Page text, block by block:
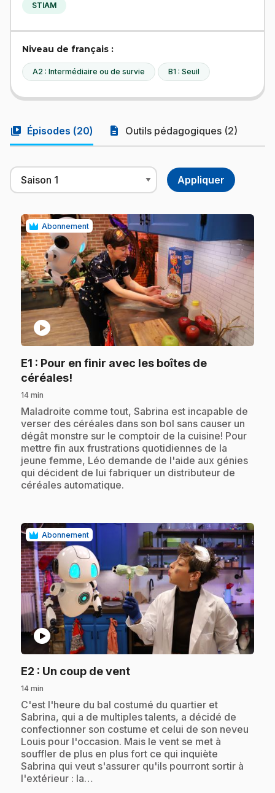
STIAM
Niveau de français :
A2 : Intermédiaire ou de survie B1 : Seuil
video_library Épisodes (20) description Outils pédagogiques (2)
Abonnement
play_circle
E1 : Pour en finir avec les boîtes de
céréales!
14 min
.Maladroite comme tout, Sabrina est incapable de
verser des céréales dans son bol sans causer un
dégât monstre sur le comptoir de la cuisine! Pour
mettre fin aux frustrations quotidiennes de la
jeune femme, Léo demande de l'aide aux génies
qui décident de lui fabriquer un distributeur de
céréales automatique.
Abonnement
play_circle
E2 : Un coup de vent.
14 min
.C'est l'heure du bal costumé du quartier et
Sabrina, qui a de multiples talents, a décidé de
confectionner son costume et celui de son neveu
Louis pour l'occasion. Mais le vent se met à
souffler de plus en plus fort ce qui inquiète
Sabrina qui veut s'assurer qu'ils pourront sortir à
l'extérieur : la…